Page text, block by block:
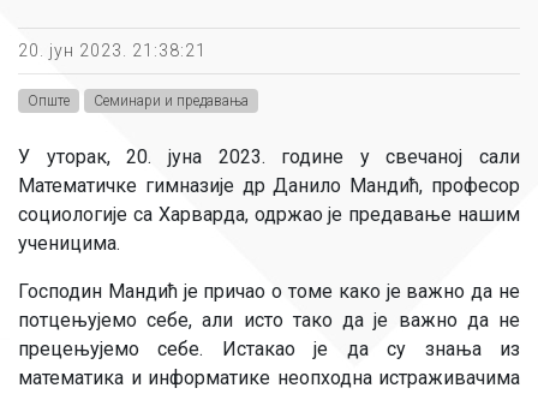
20. јун 2023. 21:38:21
Опште Семинари и предавања
У уторак, 20. јуна 2023. године у свечаној сали
Математичке гимназије др Данило Мандић, професор
социологије са Харварда, одржао је предавање нашим
ученицима.
Господин Мандић је причао о томе како је важно да не
потцењујемо себе, али исто тако да је важно да не
прецењујемо себе. Истакао је да су знања из
математика и информатике неопходна истраживачима